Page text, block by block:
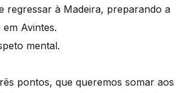
regressar à Madeira, preparando a
Avintes.
mental.
pontos, que queremos somar aos